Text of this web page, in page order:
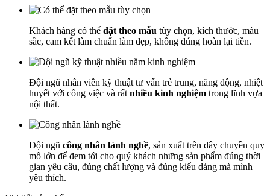
Khách hàng có thể đặt theo mẫu tùy chọn, kích thước, màu
sắc, cam kết làm chuẩn làm đẹp, không đúng hoàn lại tiền.
Đội ngũ nhân viên kỹ thuật tư vấn trẻ trung, năng động, nhiệt
huyết với công việc và rất nhiều kinh nghiệm trong lĩnh vựa
nội thất.
Đội ngũ công nhân lành nghề, sản xuất trên dây chuyền quy
mô lớn để đem tới cho quý khách những sản phẩm đúng thời
gian yêu câu, đúng chất lượng và đúng kiểu dáng mà mình
yêu thích.